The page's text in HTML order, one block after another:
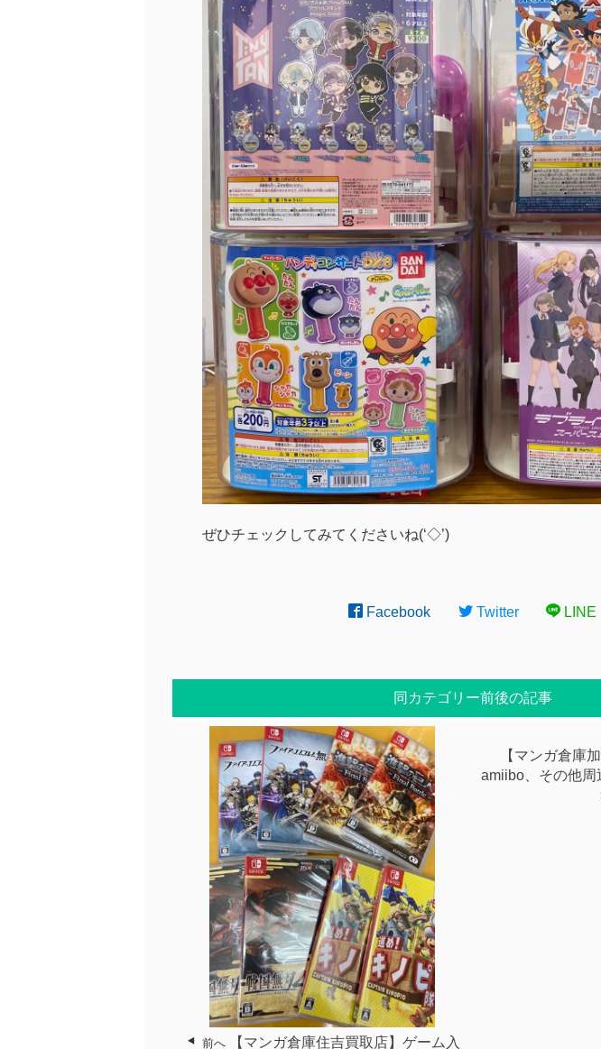
ぜひチェックしてみてくださいね(‘◇’)ゞ
Facebook Twitter LINE
同カテゴリー前後の記事
前へ 【マンガ倉庫住吉買取店】ゲーム入
【マンガ倉庫
amiibo、その他